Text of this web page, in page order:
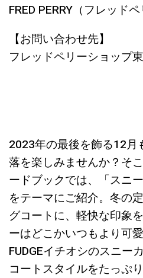
FRED PERRY（フレッド
【お問い合わせ先】
フレッドペリーショッ
2023年の最後を飾る12月
落を楽しみませんか？そ
ードブックでは、「スニ
をテーマにご紹介。冬の
グコートに、軽快な印象
ーはどこかいつもより可
FUDGEイチオシのスニー
コートスタイルをたっぷ